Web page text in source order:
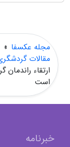
مجله عکسفا »
مقالات
ارتقاء
است
خبرنامه